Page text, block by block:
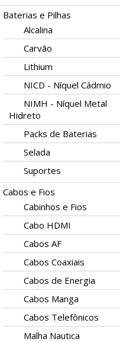
Baterias e Pilhas
Alcalina
Carvão
Lithium
NICD - Níquel Cádmio
NIMH - Níquel Metal
Hidreto
Packs de Baterias
Selada
Suportes
Cabos e Fios
Cabinhos e Fios
Cabo HDMI
Cabos AF
Cabos Coaxiais
Cabos de Energia
Cabos Manga
Cabos Telefônicos
Malha Nautica